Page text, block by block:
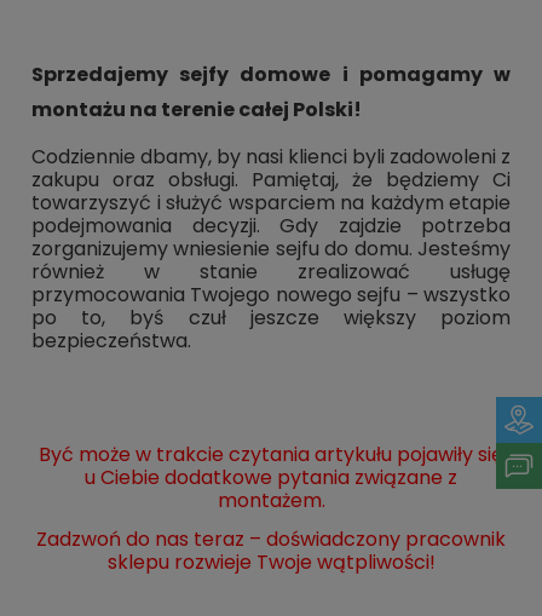
Sprzedajemy sejfy domowe i pomagamy w
montażu na terenie całej Polski!
Codziennie dbamy, by nasi klienci byli zadowoleni z
zakupu oraz obsługi. Pamiętaj, że będziemy Ci
towarzyszyć i służyć wsparciem na każdym etapie
podejmowania decyzji. Gdy zajdzie potrzeba
zorganizujemy wniesienie sejfu do domu. Jesteśmy
również w stanie zrealizować usługę
przymocowania Twojego nowego sejfu – wszystko
po to, byś czuł jeszcze większy poziom
bezpieczeństwa.
Być może w trakcie czytania artykułu pojawiły się
u Ciebie dodatkowe pytania związane z
montażem.
Zadzwoń do nas teraz – doświadczony pracownik
sklepu rozwieje Twoje wątpliwości!